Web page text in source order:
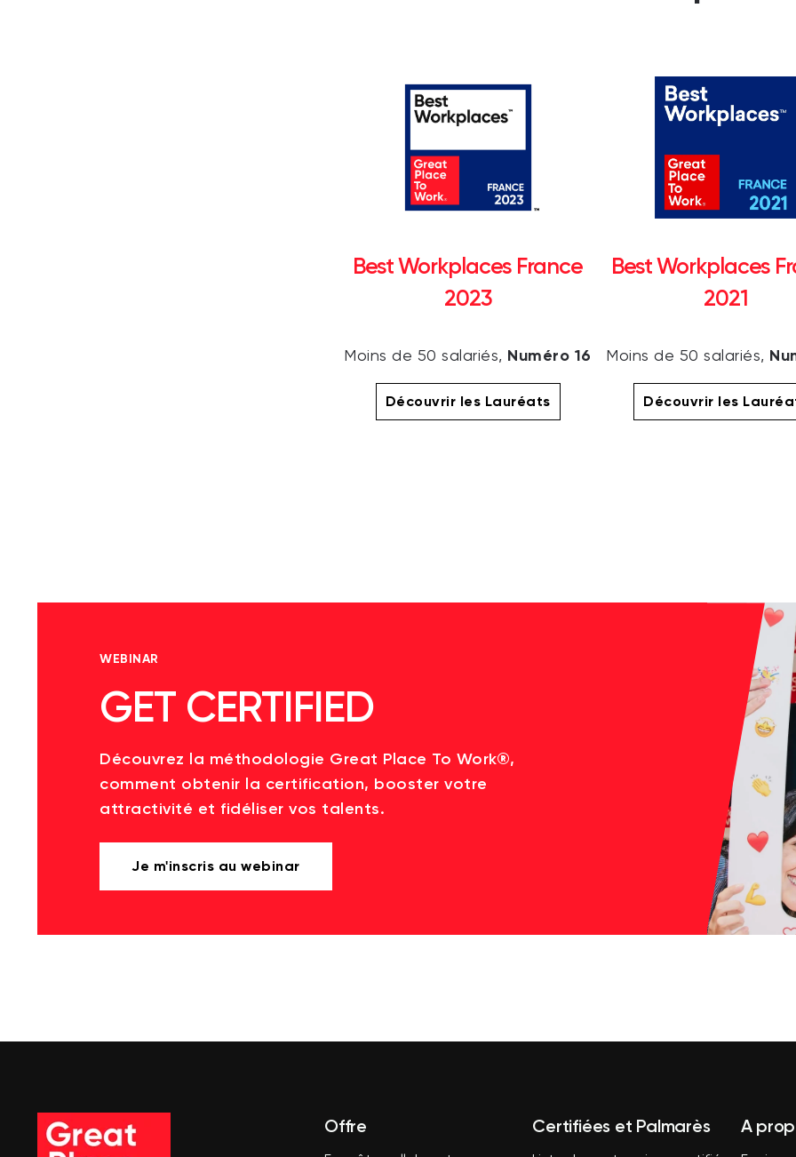
Best Workplaces France
2023
Moins de 50 salariés, Numéro 16
Découvrir les Lauréats
Best Workplaces
2021
Moins de 50 salariés,
Découvrir les
WEBINAR
GET CERTIFIED
Découvrez la méthodologie Great Place To Work®,
comment obtenir la certification, booster votre
attractivité et fidéliser vos talents.
Je m'inscris au webinar
Offre Certifiées et Palmarès A